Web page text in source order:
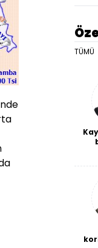
TÜMÜ